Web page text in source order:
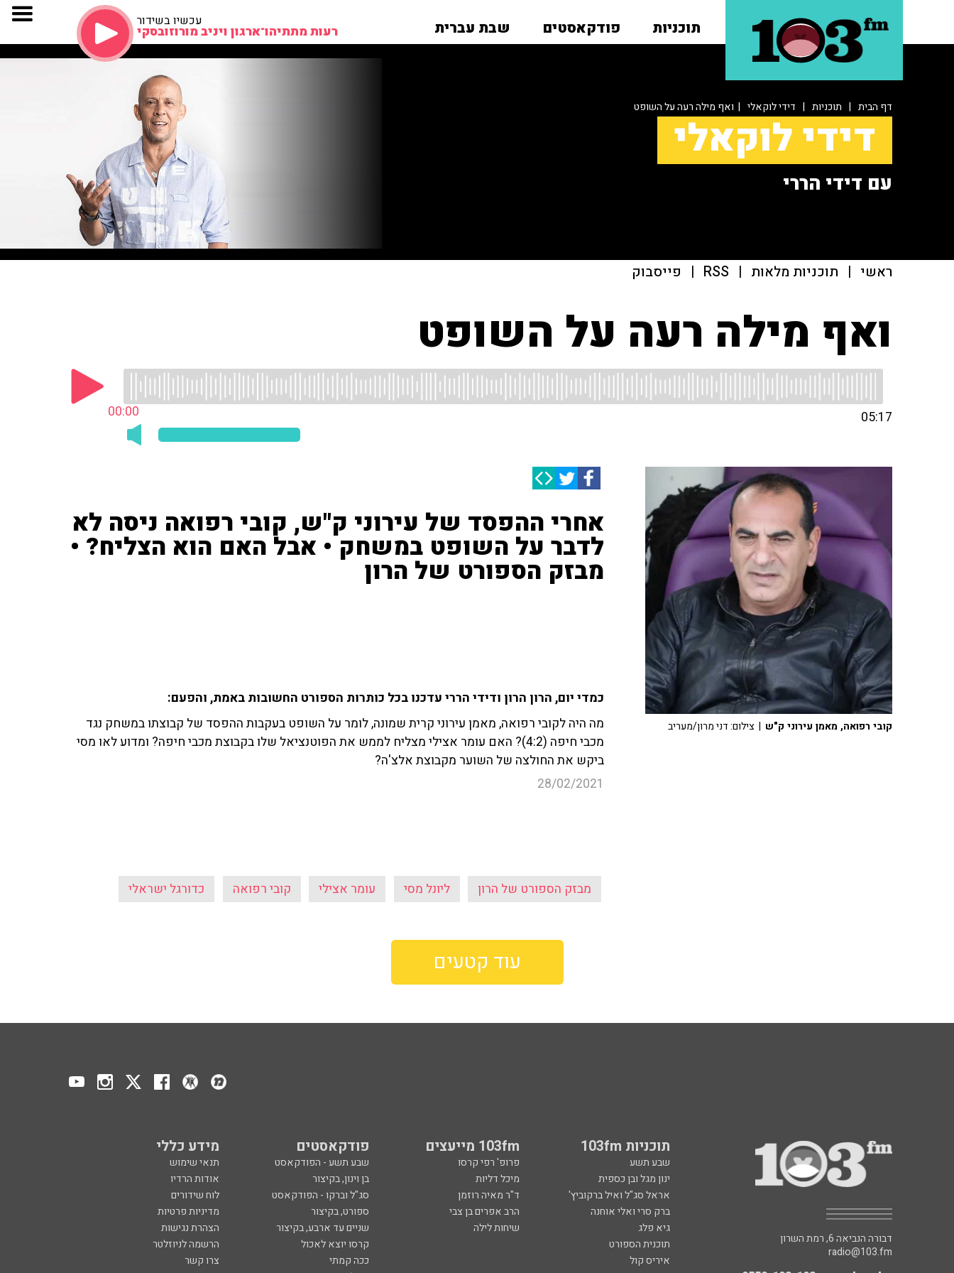
תוכניות פודקאסטים שבת עברית עכשיו בשידור
רעות מתתיהו־ארגון ויניב מורוזובסקי
דף הבית | תוכניות | דידי לוקאלי | ואף מילה רעה על השופט
דידי לוקאלי
עם דידי הררי
ראשי | תוכניות מלאות |
RSS
| פייסבוק
ואף מילה רעה על השופט
00:00 05:17
אחרי ההפסד של עירוני ק"ש, קובי רפואה ניסה לא
לדבר על השופט במשחק • אבל האם הוא הצליח? •
מבזק הספורט של הרון
כמדי יום, הרון הרון ודידי הררי עדכנו בכל כותרות הספורט החשובות באמת, והפעם:
מה היה לקובי רפואה, מאמן עירוני קרית שמונה, לומר על השופט בעקבות ההפסד של קבוצתו במשחק נגד
מכבי חיפה (4:2)? האם עומר אצילי מצליח לממש את הפוטנציאל שלו בקבוצת מכבי חיפה? ומדוע לאו מסי
ביקש את החולצה של השוער מקבוצת אלצ'ה?
28/02/2021
מבזק הספורט של הרון ליונל מסי עומר אצילי קובי רפואה כדורגל ישראלי
קובי רפואה, מאמן עירוני ק"ש | צילום: דני מרון/מעריב
עוד קטעים
תוכניות 103fm 103fm מייעצים פודקאסטים מידע כללי
שבע תשע פרופ' רפי קרסו שבע תשע - הפודקאסט
תנאי שימוש
ינון מגל ובן כספית
מיכל דליות בן וינון, בקיצור
אודות הרדיו
אראל סג"ל ואיל ברקוביץ'
ד"ר מאיה רוזמן סג"ל וברקו - הפודקאסט
לוח שידורים
ברק סרי ואלי אוחנה
הרב אפרים בן צבי ספורט, בקיצור
מדיניות פרטיות
גיא פלג
שיחות לילה שניים עד ארבע, בקיצור
הצהרת נגישות
תוכנית הספורט
קרסו יוצא לאכול
הרשמה לניוזלטר
איריס קול
ככה קמתי
צרו קשר
דבורה הנביאה 6, רמת השרון
radio@103.fm